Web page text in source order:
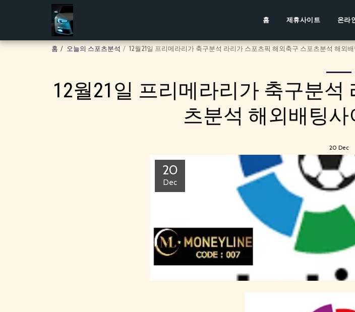
홈 제휴사이트 온라
홈 오늘의 스포츠분석 12월21일 프리메라리가 축구분석 라리가 스포츠픽 해외축구 스포츠분석 해외
12월21일 프리메라리가 축구분
츠분석 해외배팅
20 Dec
20
Dec